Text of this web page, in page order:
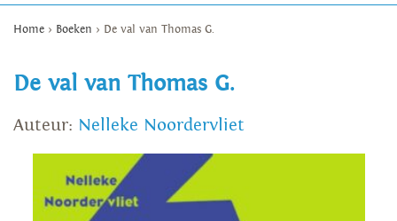
Home > Boeken > De val van Thomas G.
De val van Thomas G.
Auteur: Nelleke Noordervliet